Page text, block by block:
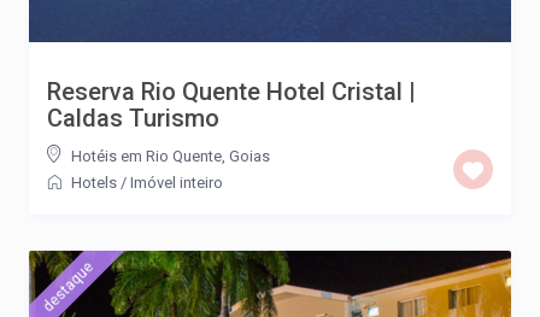
Reserva Rio Quente Hotel Cristal |
Caldas Turismo
Hotéis em Rio Quente, Goias
Hotels / Imóvel inteiro
destaque